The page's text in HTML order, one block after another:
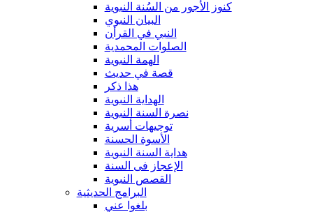
كنوز الأجور من السُنة النبوية
البيان النبوي
النبي في القرأن
الصلوات المحمدية
الهمة النبوية
قصة في حديث
هذا ذكر
الهداية النبوية
نصرة السنة النبوية
توجيهات أسرية
الأسوة الحسنة
هداية السنة النبوية
الإعجاز فى السنة
القصص النبوية
البرامج الحديثية
بلغوا عني